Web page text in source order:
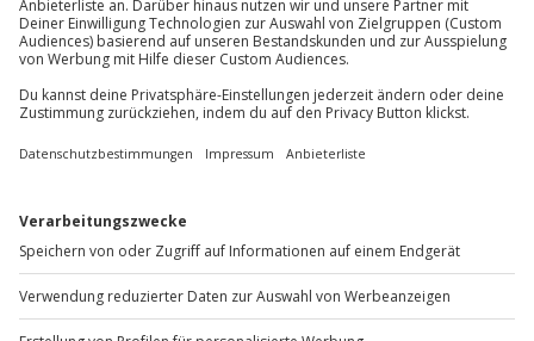
Du möchtest als Firma bestellen?
Sichere Dir attraktive Firmenkunden Vorteile.
+49 89 / 60 60 89 700
b2b@jochen-schweizer.de
www.b2b.jochen-schweizer.de/